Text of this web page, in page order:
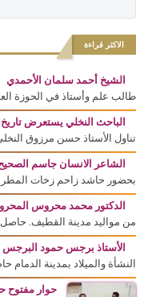
الاكثر قراءة
الشيخ أحمد سلمان الأحمدي
طالب علم وأستاذ في الحوزة
الباحث النخلي يستعرض تاريخ
تناول الأستاذ حسن مرزوق
الشاعر الانسان جاسم الصحيح
بحضور حاشد زاحم زخات المطر
الدكتور محمد محروس
من مواليد مدينة القطيف.
الأستاذ برجس حمود البرجس
النشأة والميلاد بمدينة
حوار مفتوح